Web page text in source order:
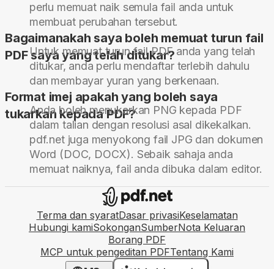
perlu memuat naik semula fail anda untuk
membuat perubahan tersebut.
Bagaimanakah saya boleh memuat turun fail
PDF saya yang telah ditukar?
Untuk memuat turun fail PDF anda yang telah
ditukar, anda perlu mendaftar terlebih dahulu
dan membayar yuran yang berkenaan.
Format imej apakah yang boleh saya
tukarkan kepada PDF?
Anda boleh menukarkan PNG kepada PDF
dalam talian dengan resolusi asal dikekalkan.
pdf.net juga menyokong fail JPG dan dokumen
Word (DOC, DOCX). Sebaik sahaja anda
memuat naiknya, fail anda dibuka dalam editor.
Terma dan syaratDasar privasiKeselamatan
Hubungi kamiSokonganSumberNota Keluaran
Borang PDF
MCP untuk pengeditan PDFTentang Kami